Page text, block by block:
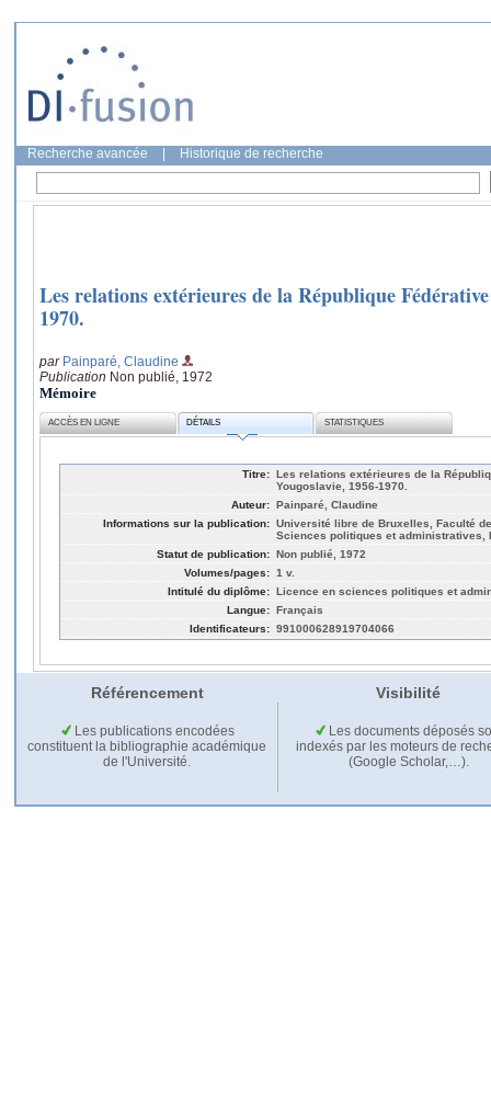
Recherche avancée Historique de recherche
Les relations extérieures de la République
1970.
par Painparé, Claudine
Publication Non publié, 1972
Mémoire
ACCÈS EN LIGNE DÉTAILS STATISTIQUES
Titre: Les relations extérieures de la
Yougoslavie, 1956-1970.
Auteur: Painparé, Claudine
Informations sur la publication: Université libre de Bruxelles, Faculté
Sciences politiques et administratives,
Statut de publication: Non publié, 1972
Volumes/pages: 1 v.
Intitulé du diplôme: Licence en sciences politiques et
Langue: Français
Identificateurs: 991000628919704066
Référencement Visibilité
Les publications encodées
constituent la bibliographie académique
de l'Université.
Les documents déposés
indexés par les moteurs de
(Google Scholar,…).